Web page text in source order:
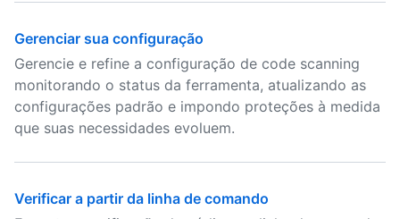
Gerenciar sua configuração
Gerencie e refine a configuração de code scanning
monitorando o status da ferramenta, atualizando as
configurações padrão e impondo proteções à medida
que suas necessidades evoluem.
Verificar a partir da linha de comando